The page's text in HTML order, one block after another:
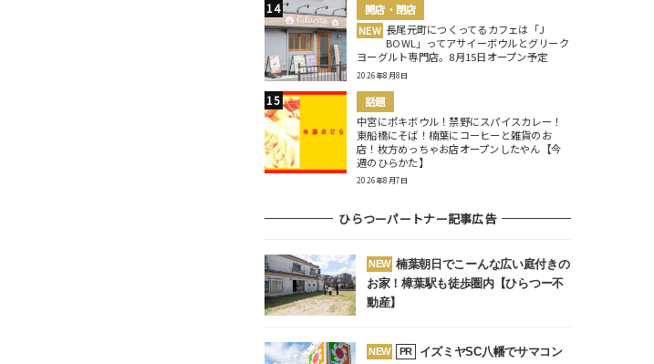
開店・閉店
NEW 長尾元町につくってるカフェは「J
BOWL」ってアサイーボウルとグリーク
ヨーグルト専門店。8月15日オープン予定
2026年8月8日
話題
中宮にポキボウル！禁野にスパイスカレー！
東船橋にそば！楠葉にコーヒーと雑貨のお
店！枚方めっちゃお店オープンしたやん【今
週のひらかた】
2026年8月7日
ひらつーパートナー記事広告
NEW 楠葉朝日でこーんな広い庭付きの
お家！樟葉駅も徒歩圏内【ひらつー不
動産】
NEW PR イズミヤSC八幡でサマコン